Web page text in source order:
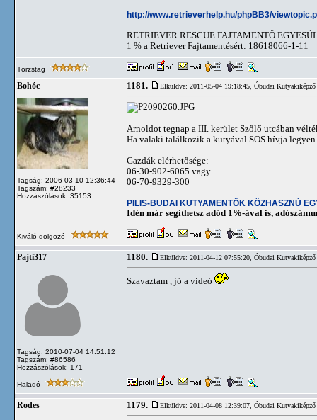
http://www.retrieverhelp.hu/phpBB3/
RETRIEVER RESCUE FAJTAMENTŐ
1 % a Retriever Fajtamentésért: 18618066-1-11
Törzstag
Bohóc
Tagság: 2006-03-10 12:36:44
Tagszám: #28233
Hozzászólások: 35153
1181. Elküldve: 2011-05-04 19:18:45, Óbudai
Arnoldot tegnap a III. kerület Szőlő utcában
Ha valaki találkozik a kutyával SOS hívja legyen
Gazdák elérhetősége:
06-30-902-6065 vagy
06-70-9329-300
PILIS-BUDAI KUTYAMENTŐK KÖZHASZNÚ
Idén már segíthetsz adód 1%-ával is,
Kiváló dolgozó
Pajti317
Tagság: 2010-07-04 14:51:12
Tagszám: #86586
Hozzászólások: 171
1180. Elküldve: 2011-04-12 07:55:20, Óbudai
Szavaztam , jó a videó
Haladó
Rodes 1179. Elküldve: 2011-04-08 12:39:07, Óbudai